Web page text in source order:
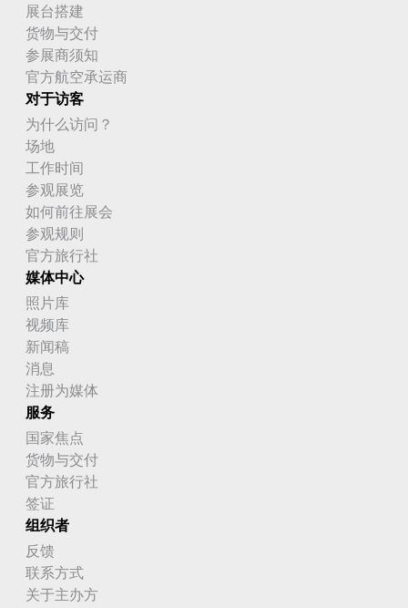
卡塔尔
卢旺达
卢森堡
印度
印度尼西亚
危地马拉
厄瓜多尔
厄立特里亚
叙利亚
古巴
台湾
史瓦帝尼
吉尔吉斯斯坦
吉布提
哈萨克斯坦
哥伦比亚
展台搭建
货物与交付
参展商须知
官方航空承运商
对于访客
为什么访问？
场地
工作时间
参观展览
如何前往展会
参观规则
官方旅行社
媒体中心
照片库
视频库
新闻稿
消息
注册为媒体
服务
国家焦点
货物与交付
官方旅行社
签证
组织者
反馈
联系方式
关于主办方